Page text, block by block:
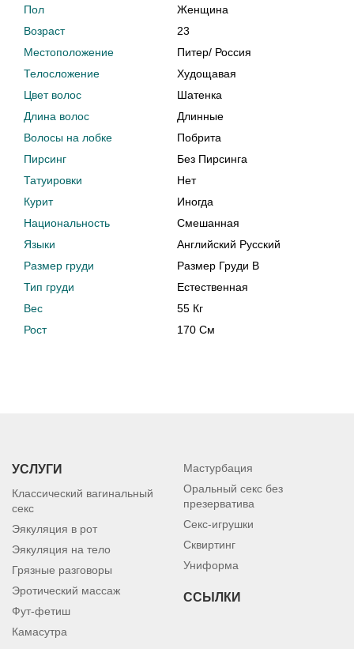
Пол
Женщина
Возраст
23
Местоположение
Питер/ Россия
Телосложение
Худощавая
Цвет волос
Шатенка
Длина волос
Длинные
Волосы на лобке
Побрита
Пирсинг
Без Пирсинга
Татуировки
Нет
Курит
Иногда
Национальность
Смешанная
Языки
Английский Русский
Размер груди
Размер Груди B
Тип груди
Естественная
Вес
55 Кг
Рост
170 См
УСЛУГИ
Классический вагинальный
секс
Эякуляция в рот
Эякуляция на тело
Грязные разговоры
Эротический массаж
Фут-фетиш
Камасутра
Мастурбация
Оральный секс без
презерватива
Секс-игрушки
Сквиртинг
Униформа
ССЫЛКИ